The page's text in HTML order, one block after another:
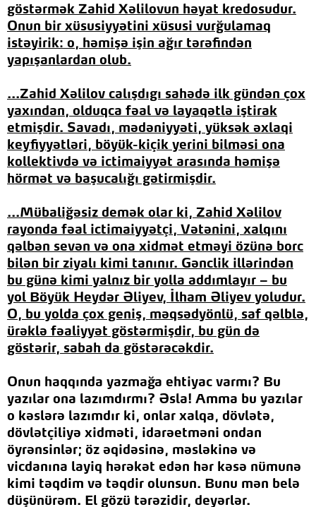
göstərmək Zahid Xəlilovun həyat kredosudur.
Onun bir xüsusiyyətini xüsusi vurğulamaq
istəyirik: o, həmişə işin ağır tərəfindən
yapışanlardan olub.
...Zahid Xəlilov calışdıgı sahədə ilk gündən çox
yaxından, olduqca fəal və layaqətlə iştirak
etmişdir. Savadı, mədəniyyəti, yüksək əxlaqi
keyfiyyətləri, böyük-kiçik yerini bilməsi ona
kollektivdə və ictimaiyyət arasında həmişə
hörmət və başucalığı gətirmişdir.
...Mübaliğəsiz demək olar ki, Zahid Xəlilov
rayonda fəal ictimaiyyətçi, Vətənini, xalqını
qəlbən sevən və ona xidmət etməyi özünə borc
bilən bir ziyalı kimi tanınır. Gənclik illərindən
bu günə kimi yalnız bir yolla addımlayır – bu
yol Böyük Heydər Əliyev, İlham Əliyev yoludur.
O, bu yolda çox geniş, məqsədyönlü, saf qəlblə,
ürəklə fəaliyyət göstərmişdir, bu gün də
göstərir, sabah da göstərəcəkdir.
Onun haqqında yazmağa ehtiyac varmı? Bu
yazılar ona lazımdırmı? Əsla! Amma bu yazılar
o kəslərə lazımdır ki, onlar xalqa, dövlətə,
dövlətçiliyə xidməti, idarəetməni ondan
öyrənsinlər; öz əqidəsinə, məsləkinə və
vicdanına layiq hərəkət edən hər kəsə nümunə
kimi təqdim və təqdir olunsun. Bunu mən belə
düşünürəm. El gözü tərəzidir, deyərlər.